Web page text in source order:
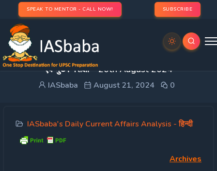
SPEAK TO MENTOR - CALL NOW! SUBSCRIBE
DAILY CURRENT AFFAIRS IAS हिन्दी | UPSC प्रारंभिक
एवं मुख्य परीक्षा – 20th August 2024
IASbaba August 21, 2024 0
IASbaba's Daily Current Affairs Analysis - हिन्दी
Archives